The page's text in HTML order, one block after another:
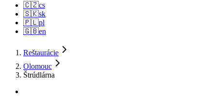
🇨🇿cs
🇸🇰sk
🇵🇱pl
🇬🇧en
Reštaurácie
Olomouc
Štrúdlárna